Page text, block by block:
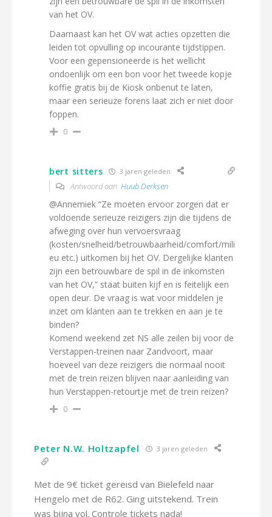
van het OV.
Daarnaast kan het OV wat acties opzetten die
leiden tot opvulling op incourante tijdstippen.
Voor een gepensioneerde is het wellicht
ondoenlijk om een bon voor het tweede kopje
koffie gratis bij de Kiosk onbenut te laten,
maar een serieuze forens laat zich er niet door
foppen.
0
bert sitters 3 jaren geleden
Antwoord aan Huub Derksen
@Annemiek “Ze moeten ervoor zorgen dat er
voldoende serieuze reizigers zijn die tijdens de
afweging over hun vervoersvraag
(kosten/snelheid/betrouwbaarheid/comfort/mili
eu etc.) uitkomen bij het OV. Dergelijke klanten
zijn een betrouwbare de spil in de inkomsten
van het OV,” staat buiten kijf en is feitelijk een
open deur. De vraag is wat voor middelen je
inzet om klanten aan te trekken en aan je te
binden?
Komend weekend zet NS alle zeilen bij voor de
Verstappen-treinen naar Zandvoort, maar
hoeveel van deze reizigers die normaal nooit
met de trein reizen blijven naar aanleiding van
hun Verstappen-retourtje met de trein reizen?
0
Peter N.W. Holtzapfel 3 jaren geleden
Met de 9€ ticket gereisd van Bielefeld naar
Hengelo met de R62. Ging uitstekend. Trein
was bijna vol. Controle tickets nada!